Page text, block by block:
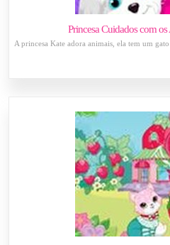
Princesa Cuidados com
A princesa Kate adora animais, ela tem um